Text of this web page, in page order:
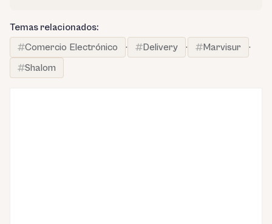
Temas relacionados:
Comercio Electrónico
· Delivery · Marvisur
·
Shalom